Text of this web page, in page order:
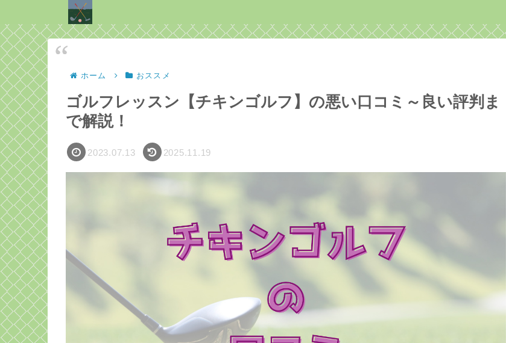
ホーム おススメ
ゴルフレッスン【チキンゴルフ】の悪い口コミ～良い評判ま
で解説！
2023.07.13 2025.11.19